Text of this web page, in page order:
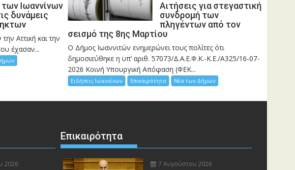
Ιωαννίνων
δυνάμεις
Αττική και την
έχασαν...
Αιτήσεις για στεγαστική
συνδρομή των
πληγέντων από τον
σεισμό της 8ης Μαρτίου
Ο Δήμος Ιωαννιτών ενημερώνει τους πολίτες ότι
δημοσιεύθηκε η υπ’ αριθ. 57073/Δ.Α.Ε.Φ.Κ.-Κ.Ε./Α325/16-07-
2026 Κοινή Υπουργική Απόφαση (ΦΕΚ...
Ειδήσεις Ιωαννίνων Επικαιρότητα Νέα των Δήμων
2026
Επικαιρότητα
7 Αυγούστου 2026